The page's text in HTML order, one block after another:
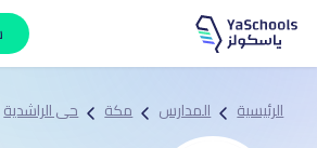
الرئيسية المدارس مكة حى الراشدية